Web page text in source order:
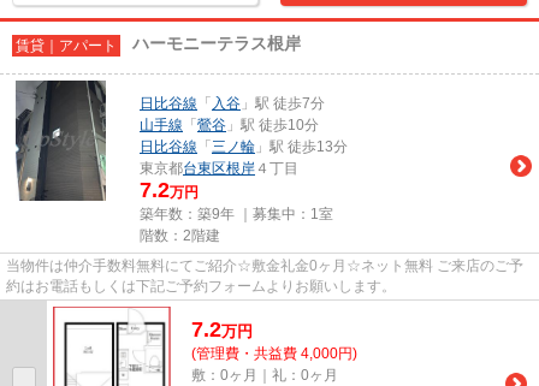
賃貸｜アパート ハーモニーテラス根岸
日比谷線 「 入谷 」駅 徒歩7分
山手線 「 鶯谷 」駅 徒歩10分
日比谷線 「 三ノ輪 」駅 徒歩13分
東京都台東区根岸 ４丁目
7.2万円
築年数：築9年 ｜募集中： 1室
階数：2階建
当物件は仲介手数料無料にてご紹介☆敷金礼金0ヶ月☆ネット無料 ご来店のご予
約はお電話もしくは下記ご予約フォームよりお願いします。
7.2万円
(管理費・共益費 4,000円)
敷：0ヶ月｜礼：0ヶ月